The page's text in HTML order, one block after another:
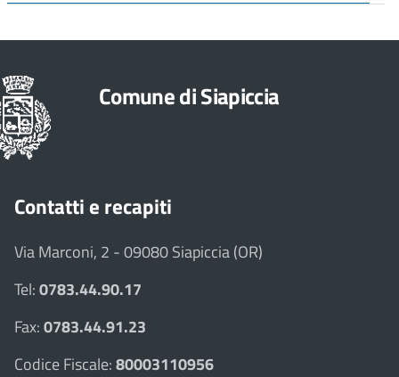
Comune di Siapiccia
Contatti e recapiti
Via Marconi, 2 - 09080 Siapiccia (OR)
Tel:0783.44.90.17
Fax:0783.44.91.23
Codice Fiscale:80003110956